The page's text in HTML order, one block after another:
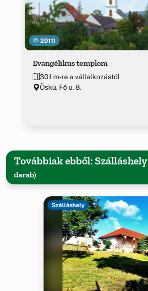
20111
Evangélikus templom
301 m-re a vállalkozástól
Öskü, Fő u. 8.
Továbbiak ebből: Szálláshely
darab)
Szálláshely